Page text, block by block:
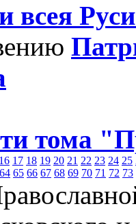
всея
тома
16 17 18 19 20 21 22 23 24 25
64 65 66 67 68 69 70 71 72 73